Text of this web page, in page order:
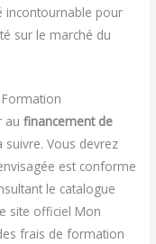
incontournable pour
sur le marché du
aufinancement de
suivre. Vous devrez
est conforme
le catalogue
site officiel Mon
frais de formation